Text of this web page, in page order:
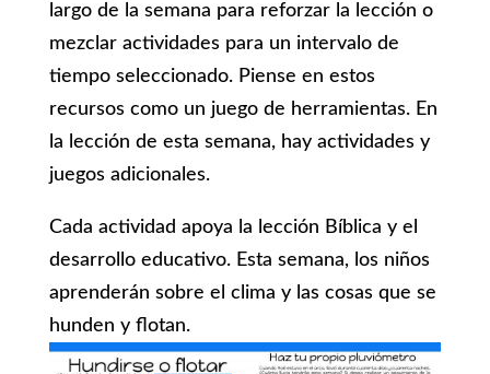
largo de la semana para reforzar la lección o
mezclar actividades para un intervalo de
tiempo seleccionado. Piense en estos
recursos como un juego de herramientas. En
la lección de esta semana, hay actividades y
juegos adicionales.
Cada actividad apoya la lección Bíblica y el
desarrollo educativo. Esta semana, los niños
aprenderán sobre el clima y las cosas que se
hunden y flotan.